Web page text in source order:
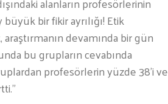
bir fikir ayrılığı! Etik
devamında bir gün
bu grupların cevabında
profesörlerin yüzde 38’i ve